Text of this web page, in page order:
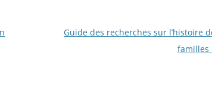
D’ALSACE ÉVACUÉS (1939-
INSTRUCTION DE SERVICE ÉDITION
Guide des recherches sur l’histoire
familles